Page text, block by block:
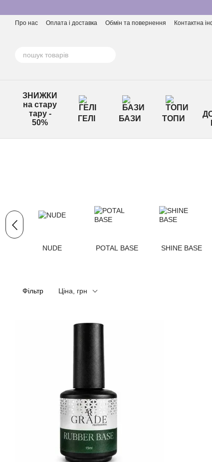
Про нас Оплата і доставка Обмін та повернення Контактна
ЗНИЖКИ
на стару
тару -
50%
ГЕЛІ БАЗИ ТОПИ
NUDE POTAL BASE SHINE BASE
Фільтр Ціна, грн